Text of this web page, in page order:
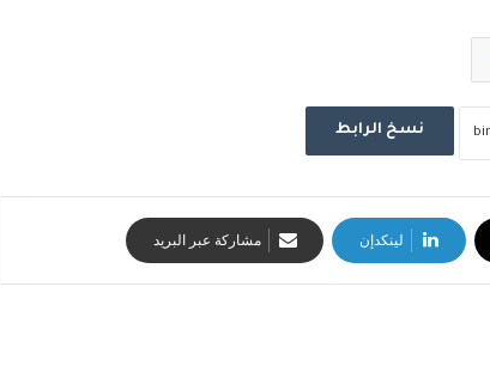
نسخ الرابط
لينكدإن مشاركة عبر البريد